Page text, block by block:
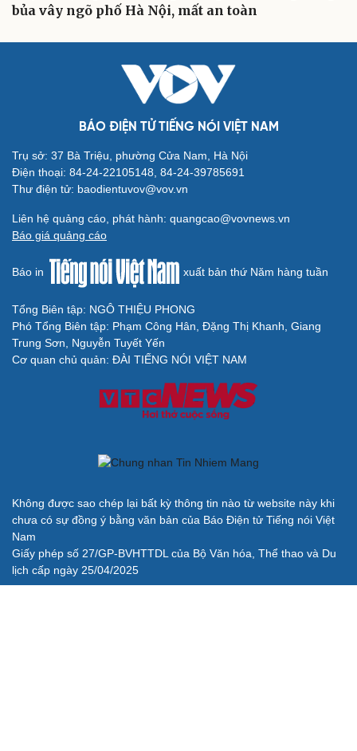
Cải chính
bủa vây ngõ phố Hà Nội, mất an toàn
BÁO ĐIỆN TỬ TIẾNG NÓI VIỆT NAM
Trụ sở: 37 Bà Triệu, phường Cửa Nam, Hà Nội
Điện thoại: 84-24-22105148, 84-24-39785691
Thư điện tử: baodientuvov@vov.vn
Liên hệ quảng cáo, phát hành: quangcao@vovnews.vn
Báo giá quảng cáo
Báo in xuất bản thứ Năm hàng tuần
Tổng Biên tập: NGÔ THIỆU PHONG
Phó Tổng Biên tập: Phạm Công Hân, Đặng Thị Khanh, Giang
Trung Sơn, Nguyễn Tuyết Yến
Cơ quan chủ quản: ĐÀI TIẾNG NÓI VIỆT NAM
Không được sao chép lại bất kỳ thông tin nào từ website này khi
chưa có sự đồng ý bằng văn bản của Báo Điện tử Tiếng nói Việt
Nam
Giấy phép số 27/GP-BVHTTDL của Bộ Văn hóa, Thể thao và Du
lịch cấp ngày 25/04/2025